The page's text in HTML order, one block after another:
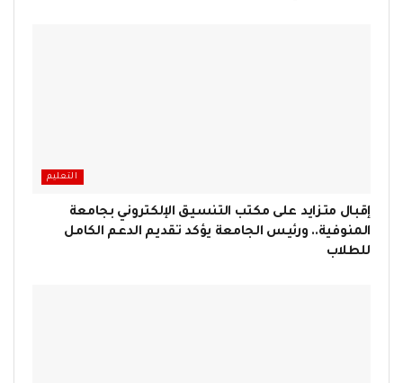
التعليم
إقبال متزايد على مكتب التنسيق الإلكتروني بجامعة
المنوفية.. ورئيس الجامعة يؤكد تقديم الدعم الكامل
للطلاب